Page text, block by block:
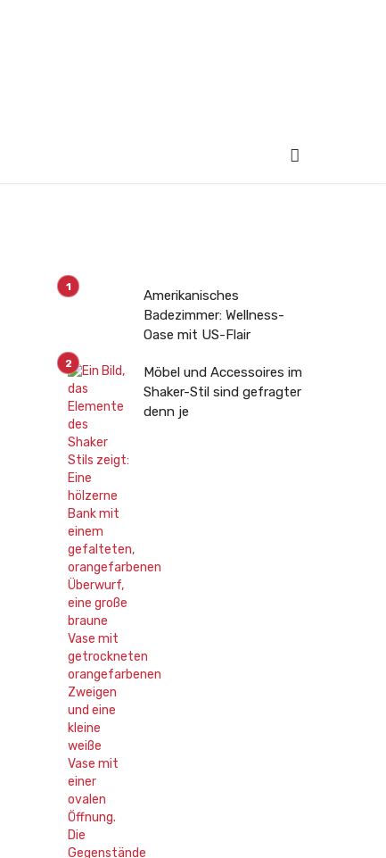
Amerikanisches
Badezimmer: Wellness-
Oase mit US-Flair
Möbel und Accessoires im
Shaker-Stil sind gefragter
denn je